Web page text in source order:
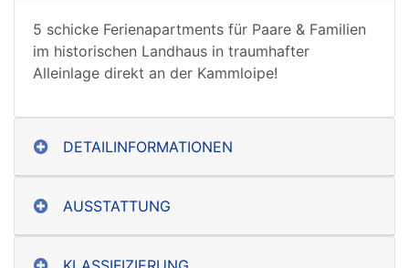
5 schicke Ferienapartments für Paare & Familien
im historischen Landhaus in traumhafter
Alleinlage direkt an der Kammloipe!
DETAILINFORMATIONEN
AUSSTATTUNG